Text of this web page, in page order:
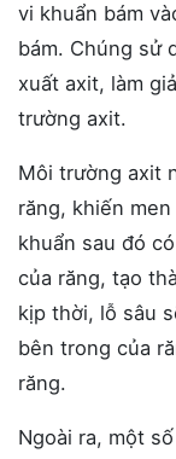
vi khuẩn bám
bám. Chúng sử
xuất axit, làm
trường axit.
Môi trường axit
răng, khiến
khuẩn sau đó
của răng, tạo
kịp thời, lỗ sâu
bên trong của
răng.
Ngoài ra, một